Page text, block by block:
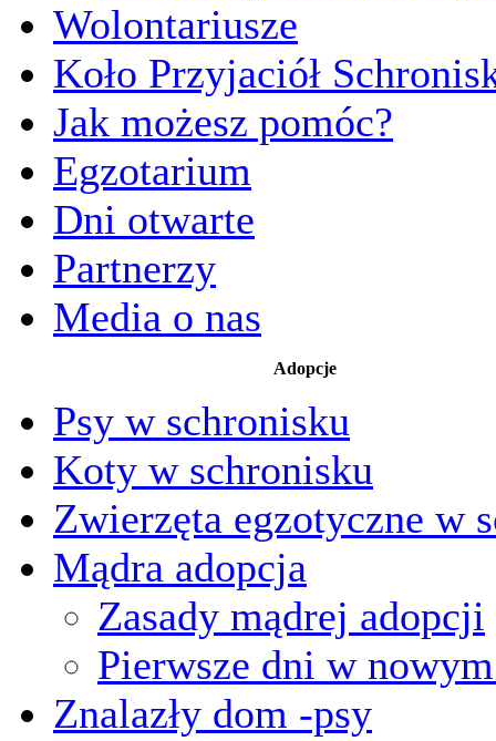
Wolontariusze
Koło Przyjaciół
Jak możesz pomóc?
Egzotarium
Dni otwarte
Partnerzy
Media o nas
Adopcje
Psy w schronisku
Koty w schronisku
Zwierzęta egzotyczne w
Mądra adopcja
Zasady mądrej adopcji
Pierwsze dni w
Znalazły dom -psy